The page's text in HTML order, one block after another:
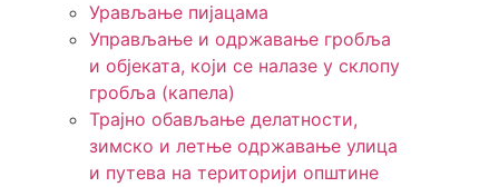
Урављање пијацама
Управљање и одржавање гробља
и објеката, који се налазе у склопу
гробља (капела)
Трајно обављање делатности,
зимско и летње одржавање улица
и путева на територији општине